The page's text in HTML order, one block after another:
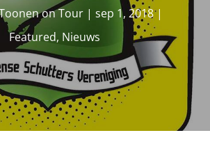
on Tour| sep 1, 2018|
Featured, Nieuws